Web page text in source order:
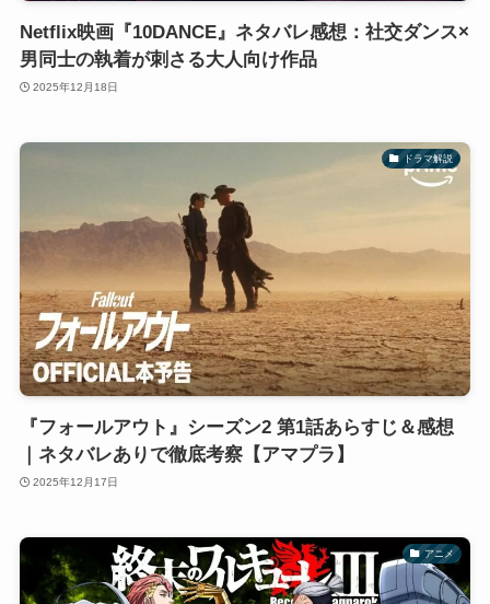
Netflix映画『10DANCE』ネタバレ感想：社交ダンス×
男同士の執着が刺さる大人向け作品
2025年12月18日
ドラマ解説
『フォールアウト』シーズン2 第1話あらすじ＆感想
｜ネタバレありで徹底考察【アマプラ】
2025年12月17日
アニメ